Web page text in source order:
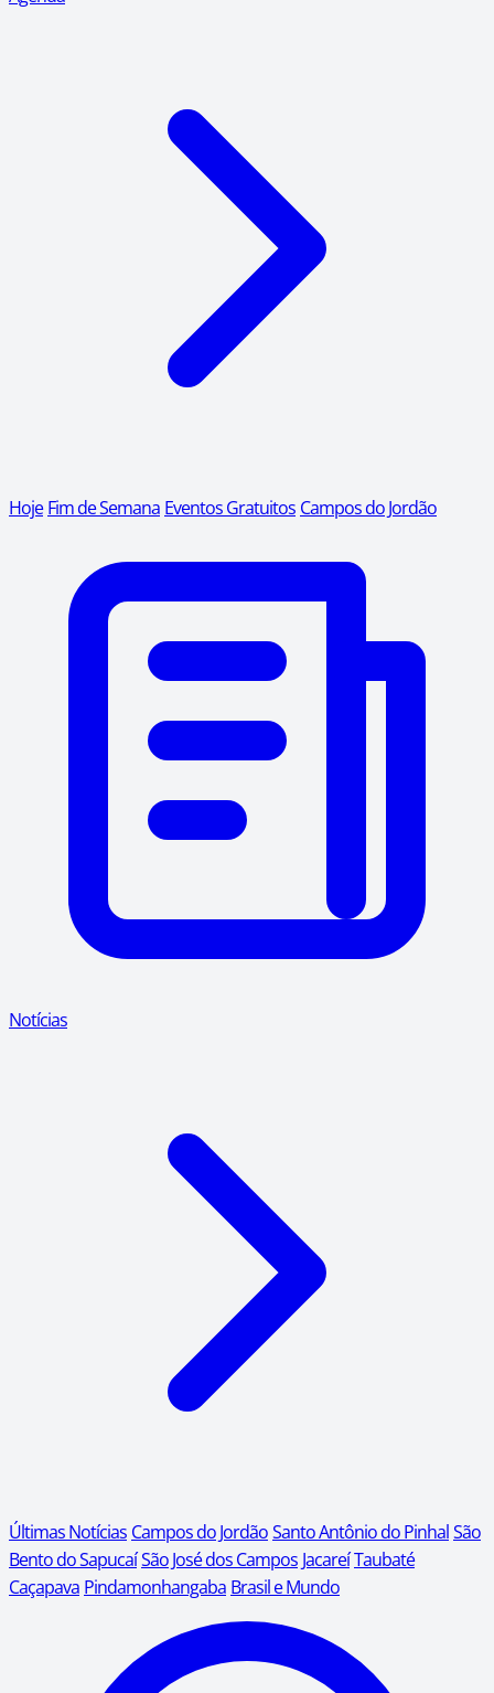
Hoje Fim de Semana Eventos Gratuitos Campos do Jordão
Notícias
Últimas Notícias Campos do JordãoSanto Antônio do PinhalSão
Bento do SapucaíSão José dos Campos JacareíTaubaté
Caçapava Pindamonhangaba Brasil e Mundo